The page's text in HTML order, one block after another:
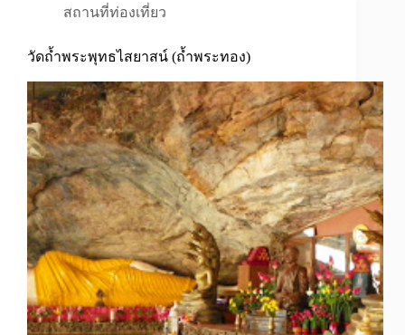
สถานที่ท่องเที่ยว
วัดถ้ำพระพุทธไสยาสน์ (ถ้ำพระทอง)